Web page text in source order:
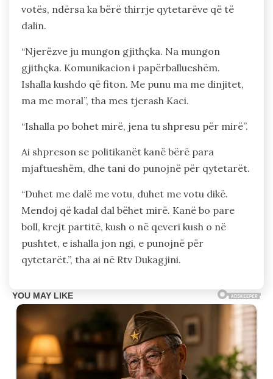
votës, ndërsa ka bërë thirrje qytetarëve që të
dalin.
“Njerëzve ju mungon gjithçka. Na mungon
gjithçka. Komunikacion i papërballueshëm.
Ishalla kushdo që fiton. Me punu ma me dinjitet,
ma me moral”, tha mes tjerash Kaci.
“Ishalla po bohet mirë, jena tu shpresu për mirë”.
Ai shpreson se politikanët kanë bërë para
mjaftueshëm, dhe tani do punojnë për qytetarët.
“Duhet me dalë me votu, duhet me votu dikë.
Mendoj që kadal dal bëhet mirë. Kanë bo pare
boll, krejt partitë, kush o në qeveri kush o në
pushtet, e ishalla jon ngi, e punojnë për
qytetarët.”, tha ai në Rtv Dukagjini.